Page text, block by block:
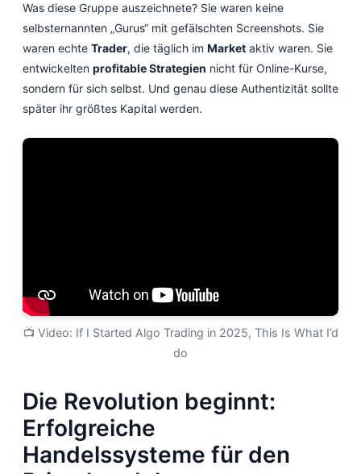
Was diese Gruppe auszeichnete? Sie waren keine
selbsternannten „Gurus“ mit gefälschten Screenshots. Sie
waren echte Trader, die täglich im Market aktiv waren. Sie
entwickelten profitable Strategien nicht für Online-Kurse,
sondern für sich selbst. Und genau diese Authentizität sollte
später ihr größtes Kapital werden.
📺 Video: If I Started Algo Trading in 2025, This Is What I’d
do
Die Revolution beginnt:
Erfolgreiche
Handelssysteme für den